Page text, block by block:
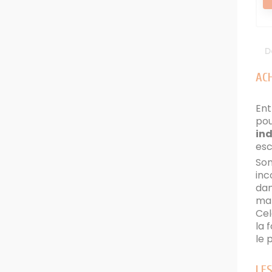
la
le